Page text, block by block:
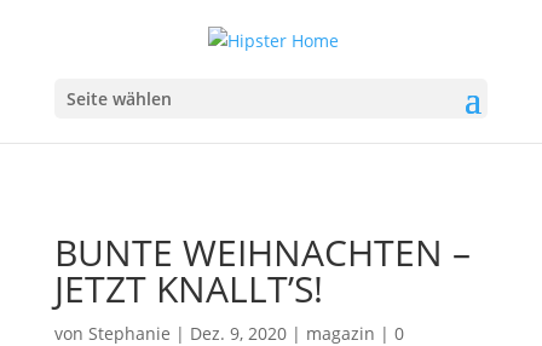
Seite wählen
BUNTE WEIHNACHTEN –
JETZT KNALLT’S!
von Stephanie | Dez. 9, 2020| magazin | 0